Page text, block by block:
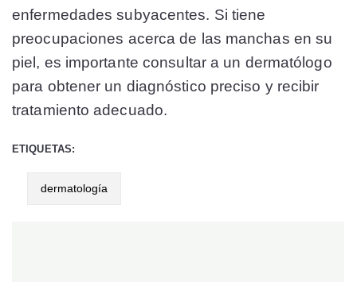
enfermedades subyacentes. Si tiene
preocupaciones acerca de las manchas en su
piel, es importante consultar a un dermatólogo
para obtener un diagnóstico preciso y recibir
tratamiento adecuado.
ETIQUETAS:
dermatología